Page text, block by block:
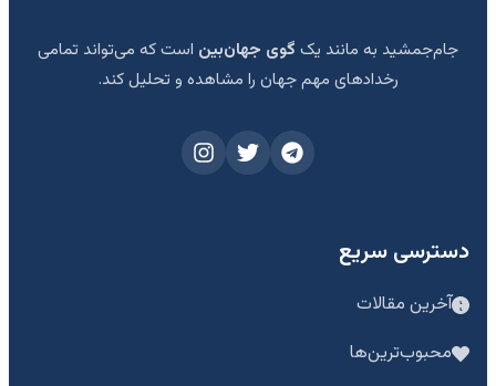
جام‌جمشید به مانند یک گوی جهان‌بین است که می‌تواند تمامی
رخدادهای مهم جهان را مشاهده و تحلیل کند.
دسترسی سریع
آخرین مقالات
محبوب‌ترین‌ها